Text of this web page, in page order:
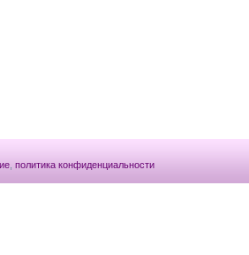
политика конфиденциальности